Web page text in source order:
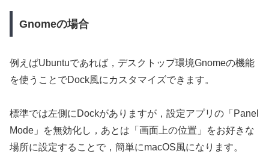
Gnomeの場合
例えばUbuntuであれば，デスクトップ環境Gnomeの機能
を使うことでDock風にカスタマイズできます。
標準では左側にDockがありますが，設定アプリの「Panel
Mode」を無効化し，あとは「画面上の位置」をお好きな
場所に設定することで，簡単にmacOS風になります。